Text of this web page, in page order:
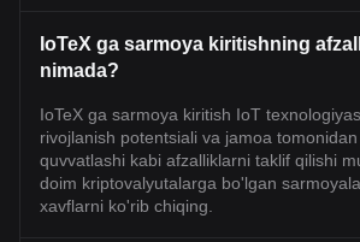
IoTeX ga sarmoya kiritishning
nimada?
IoTeX ga sarmoya kiritish IoT
rivojlanish potentsiali va jamoa
quvvatlashi kabi afzalliklarni taklif qilishi
doim kriptovalyutalarga bo'lgan
xavflarni ko'rib chiqing.